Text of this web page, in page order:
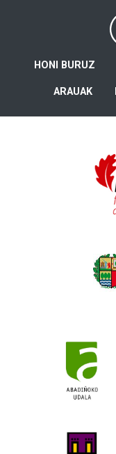
HONI BURUZ
ARAUAK